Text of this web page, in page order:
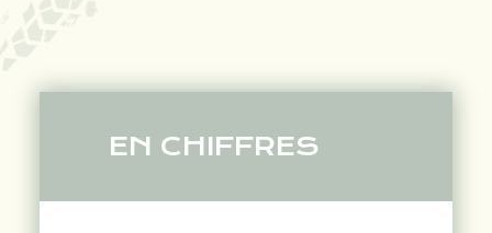
EN CHIFFRES